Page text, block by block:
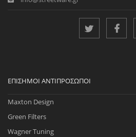
ΕΠΊΣΗΜΟΙ ΑΝΤΙΠΡΌΣΩΠΟΙ
Maxton Design
Green Filters
Wagner Tuning